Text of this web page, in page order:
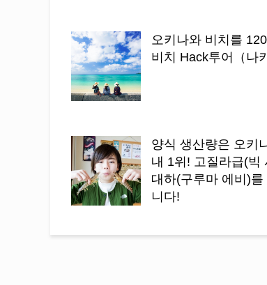
오키나와 비치를
비치 Hack투어（나
양식 생산량은 오키
내 1위! 고질라급(빅
대하(구루마 에비)
니다!